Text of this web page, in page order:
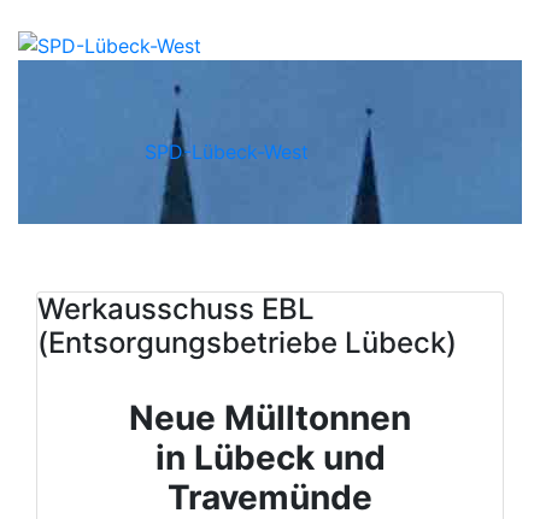
SPD-Lübeck-West
Werkausschuss EBL
(Entsorgungsbetriebe Lübeck)
Neue Mülltonnen
in Lübeck und
Travemünde